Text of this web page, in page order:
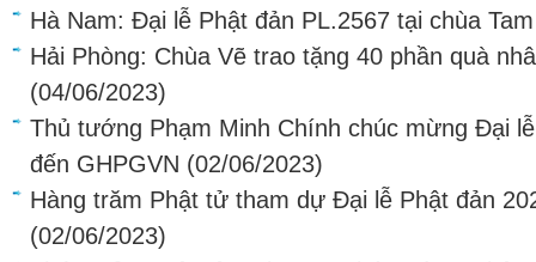
Hà Nam: Đại lễ Phật đản PL.2567 tại chùa
Hải Phòng: Chùa Vẽ trao tặng 40 phần quà
(04/06/2023)
Thủ tướng Phạm Minh Chính chúc mừng Đại
đến GHPGVN (02/06/2023)
Hàng trăm Phật tử tham dự Đại lễ Phật đản
(02/06/2023)